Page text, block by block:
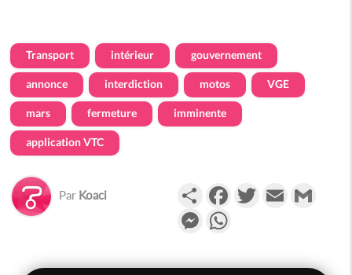
Transport intérieur gouvernement
annonce interdiction motos VGE
mars fermeture imminente
application VTC
Par Koaci PartagerFacebookTwitterEmail
Messenger